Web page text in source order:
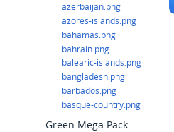
azerbaijan.png
azores-islands.png
bahamas.png
bahrain.png
balearic-islands.png
bangladesh.png
barbados.png
basque-country.png
Green Mega Pack